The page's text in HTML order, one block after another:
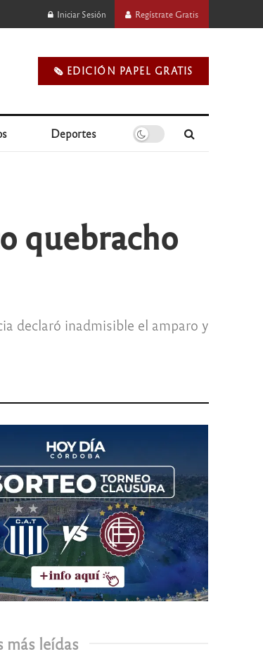
Iniciar Sesión Regístrate Gratis
🗞️ EDICIÓN PAPEL GRATIS
Deportes
quebracho
declaró inadmisible el amparo y
leídas